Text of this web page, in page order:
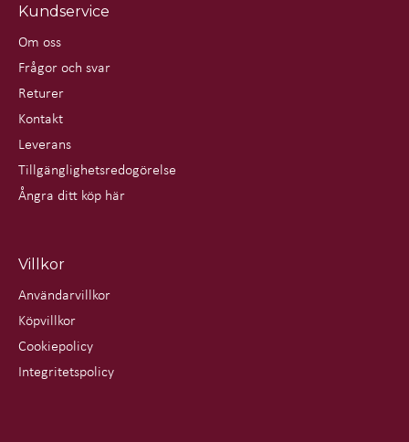
Kundservice
Om oss
Frågor och svar
Returer
Kontakt
Leverans
Tillgänglighetsredogörelse
Ångra ditt köp här
Villkor
Användarvillkor
Köpvillkor
Cookiepolicy
Integritetspolicy